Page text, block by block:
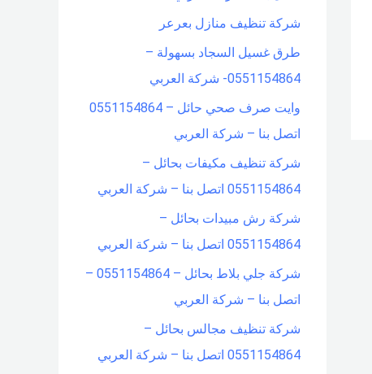
شركة تنظيف منازل بعرعر
طرق غسيل السجاد بسهولة –
0551154864- شركة العربي
وايت صرف صحي حائل – 0551154864
اتصل بنا – شركة العربي
شركة تنظيف مكيفات بحائل –
0551154864 اتصل بنا – شركة العربي
شركة رش مبيدات بحائل –
0551154864 اتصل بنا – شركة العربي
شركة جلي بلاط بحائل – 0551154864 –
اتصل بنا – شركة العربي
شركة تنظيف مجالس بحائل –
0551154864 اتصل بنا – شركة العربي